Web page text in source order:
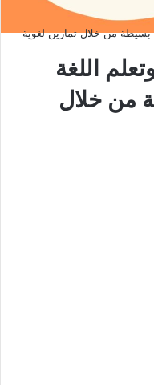
بسيطة من خلال تمارين لغوية
اللغة
من خلال